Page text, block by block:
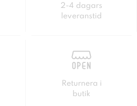
2-4 dagars
leveranstid
Returnera i
butik